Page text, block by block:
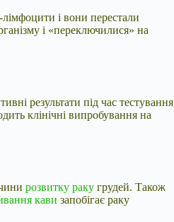
і вони перестали
і «переключилися» на
результати під час тестування
клінічні випробування на
розвитку раку грудей. Також
кави запобігає раку